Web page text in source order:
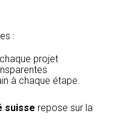
:
projet
à chaque étape.
suisse repose sur la